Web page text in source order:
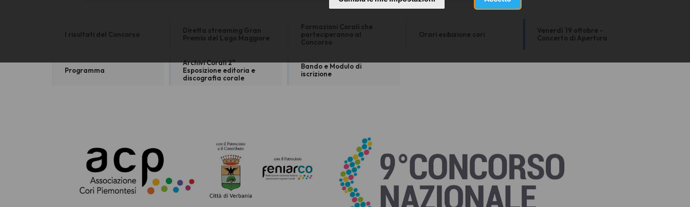
I risultati del Concorso
Diretta streaming Gran
Premio del Lago Maggiore
Formazioni Corali che
parteciperanno al
Concorso
Orari esibizione cori
Venerdì 19 ottobre -
Concerto di Apertura
Programma
Archivi Corali 2°
Esposizione editoria e
discografia corale
Bando e Modulo di
iscrizione